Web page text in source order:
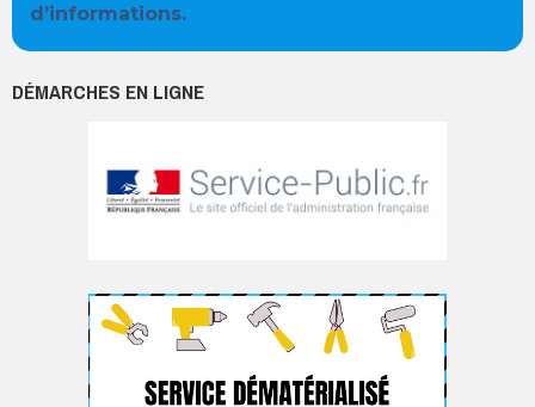
d’informations.
DÉMARCHES EN LIGNE